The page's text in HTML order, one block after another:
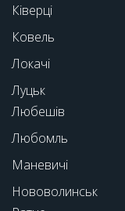
Ківерці
Ковель
Локачі
Луцьк
Любешів
Любомль
Маневичі
Нововолинськ